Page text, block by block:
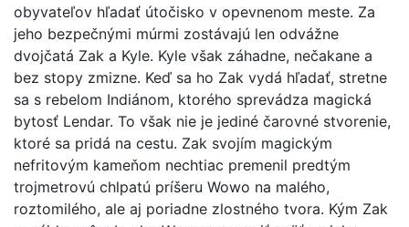
obyvateľov hľadať útočisko v opevnenom meste. Za
jeho bezpečnými múrmi zostávajú len odvážne
dvojčatá Zak a Kyle. Kyle však záhadne, nečakane a
bez stopy zmizne. Keď sa ho Zak vydá hľadať, stretne
sa s rebelom Indiánom, ktorého sprevádza magická
bytosť Lendar. To však nie je jediné čarovné stvorenie,
ktoré sa pridá na cestu. Zak svojím magickým
nefritovým kameňom nechtiac premenil predtým
trojmetrovú chlpatú príšeru Wowo na malého,
roztomilého, ale aj poriadne zlostného tvora. Kým Zak